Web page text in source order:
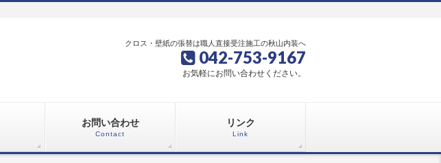
クロス・壁紙の張替は職人直接受注施工の秋山内装へ
042-753-9167
お気軽にお問い合わせください。
お問い合わせ
Contact
リンク
Link